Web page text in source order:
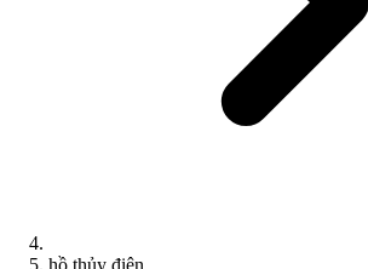
hồ thủy điện